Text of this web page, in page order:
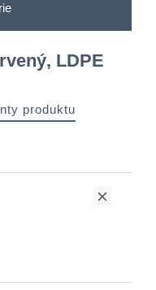
LDPE
produktu